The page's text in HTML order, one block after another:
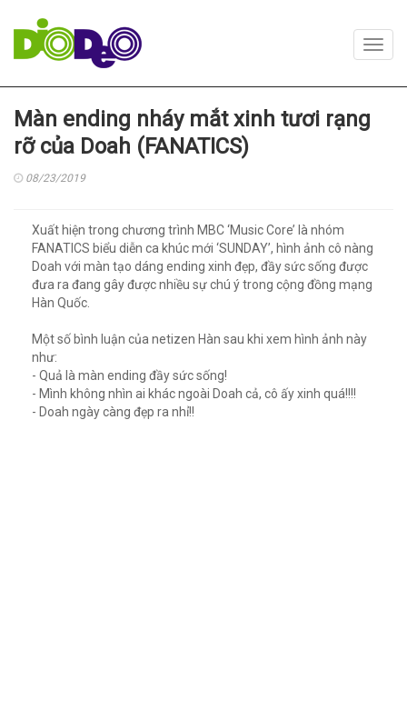
Màn ending nháy mắt xinh tươi rạng
rỡ của Doah (FANATICS)
08/23/2019
Xuất hiện trong chương trình MBC ‘Music Core’ là nhóm
FANATICS biểu diễn ca khúc mới ‘SUNDAY’, hình ảnh cô nàng
Doah với màn tạo dáng ending xinh đẹp, đầy sức sống được
đưa ra đang gây được nhiều sự chú ý trong cộng đồng mạng
Hàn Quốc.
Một số bình luận của netizen Hàn sau khi xem hình ảnh này
như:
- Quả là màn ending đầy sức sống!
- Mình không nhìn ai khác ngoài Doah cả, cô ấy xinh quá!!!!
- Doah ngày càng đẹp ra nhỉ!!